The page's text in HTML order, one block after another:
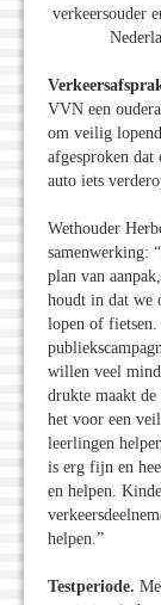
verkeersouder
VVN een
om veilig
afgesproken dat
auto iets
Wethouder
samenwerking:
plan van
houdt in dat we
lopen of fietsen.
willen veel
drukte maakt
het voor een
leerlingen
is erg fijn en
en helpen.
helpen.”
Testperiode.